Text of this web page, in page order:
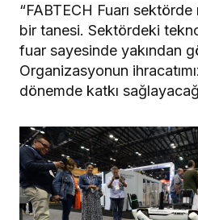
“FABTECH Fuarı
bir tanesi. Sektördeki
fuar sayesinde yakından
Organizasyonun
dönemde katkı